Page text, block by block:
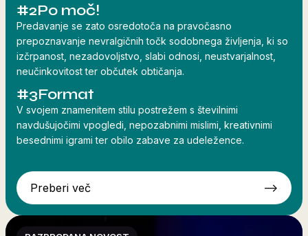
Preberi več -->
#2Po moč!
Predavanje se zato osredotoča na pravočasno
prepoznavanje nevralgičnih točk sodobnega življenja, ki so
izčrpanost, nezadovoljstvo, slabi odnosi, neustvarjalnost,
neučinkovitost ter občutek obtičanja.
#3Format
V svojem znamenitem stilu postrežem s številnimi
navdušujočimi vpogledi, nepozabnimi mislimi, kreativnimi
besednimi igrami ter obilo zabave za udeležence.